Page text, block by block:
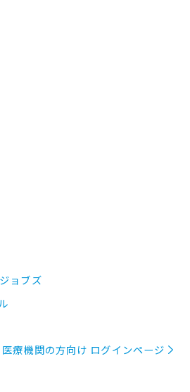
ョブズ
医療機関の方向け ログインページ